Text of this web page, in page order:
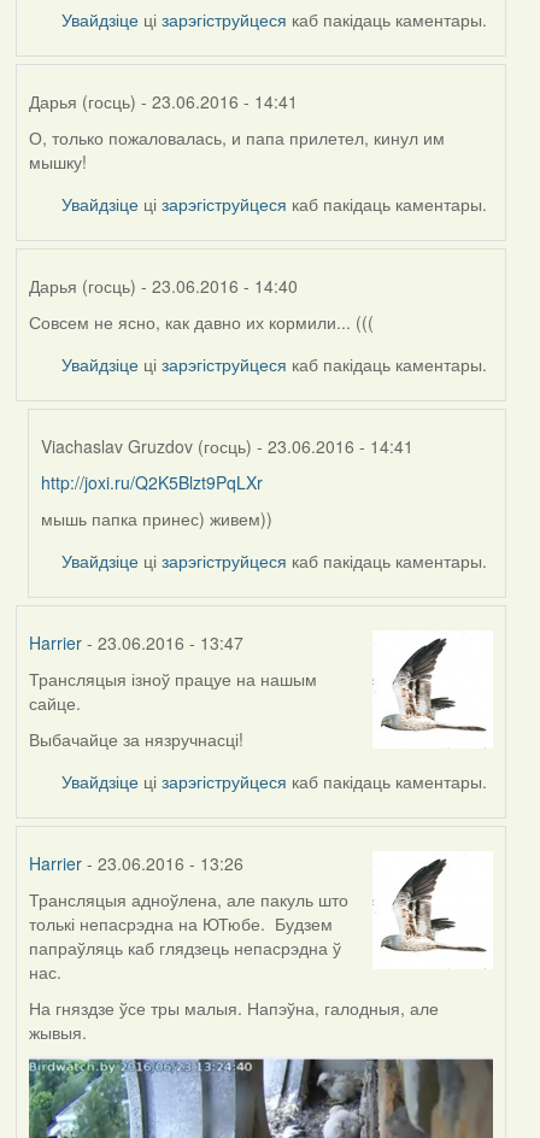
Увайдзіце цізарэгіструйцеся каб пакідаць каментары.
Дарья (госць) - 23.06.2016 - 14:41
О, только пожаловалась, и папа прилетел, кинул им
мышку!
Увайдзіце цізарэгіструйцеся каб пакідаць каментары.
Дарья (госць) - 23.06.2016 - 14:40
Совсем не ясно, как давно их кормили... (((
Увайдзіце цізарэгіструйцеся каб пакідаць каментары.
Viachaslav Gruzdov (госць) - 23.06.2016 - 14:41
In
reply
Дарья
http://joxi.ru/Q2K5Blzt9PqLXr
мышь папка принес) живем))
Увайдзіце цізарэгіструйцеся каб пакідаць каментары.
Harrier- 23.06.2016 - 13:47
Трансляцыя ізноў працуе на нашым
сайце.
Выбачайце за нязручнасці!
Увайдзіце цізарэгіструйцеся каб пакідаць каментары.
Harrier- 23.06.2016 - 13:26
Трансляцыя адноўлена, але пакуль што
толькі непасрэдна на ЮТюбе. Будзем
папраўляць каб глядзець непасрэдна ў
нас.
На гняздзе ўсе тры малыя. Напэўна, галодныя, але
жывыя.